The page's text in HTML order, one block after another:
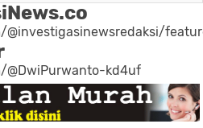
kd4uf